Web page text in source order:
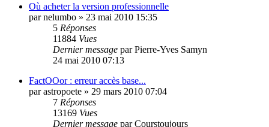
Où acheter la version professionnelle
parnelumbo » 23 mai 2010 15:35
5 Réponses
11884 Vues
Dernier message parPierre-Yves Samyn
24 mai 2010 07:13
FactOOor : erreur accès base...
parastropoete » 29 mars 2010 07:04
7 Réponses
13169 Vues
Dernier message parCourstoujours